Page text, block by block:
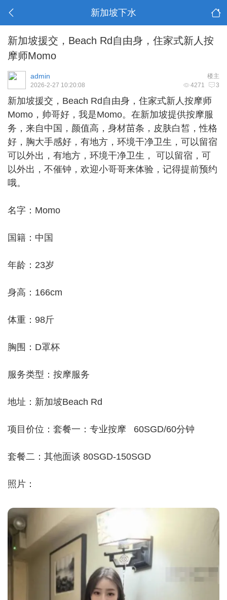
新加坡下水
新加坡援交，Beach Rd自由身，住家式新人按
摩师Momo
楼主
admin
4271 3
2026-2-27 10:20:08
新加坡援交 ，Beach Rd自由身，住家式新人按摩师
Momo，帅哥好，我是Momo。在新加坡提供按摩服
务，来自中国，颜值高，身材苗条，皮肤白皙，性格
好，胸大手感好，有地方，环境干净卫生，可以留宿
可以外出，有地方，环境干净卫生， 可以留宿，可
以外出，不催钟，欢迎小哥哥来体验，记得提前预约
哦。
名字：Momo
国籍：中国
年龄：23岁
身高：166cm
体重：98斤
胸围：D罩杯
服务类型：按摩服务
地址：新加坡Beach Rd
项目价位：套餐一：专业按摩 60SGD/60分钟
套餐二：其他面谈 80SGD-150SGD
照片：